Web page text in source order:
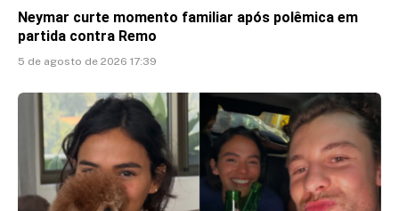
Neymar curte momento familiar após polêmica em
partida contra Remo
5 de agosto de 2026 17:39